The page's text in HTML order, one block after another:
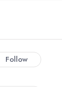
Follow